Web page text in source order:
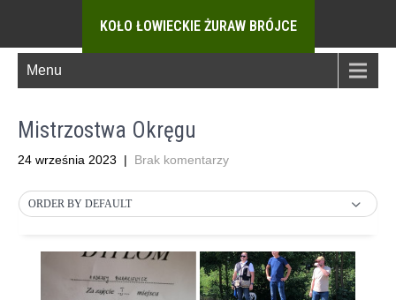
KOŁO ŁOWIECKIE ŻURAW BRÓJCE
Menu
Mistrzostwa Okręgu
24 września 2023 | Brak komentarzy
ORDER BY DEFAULT